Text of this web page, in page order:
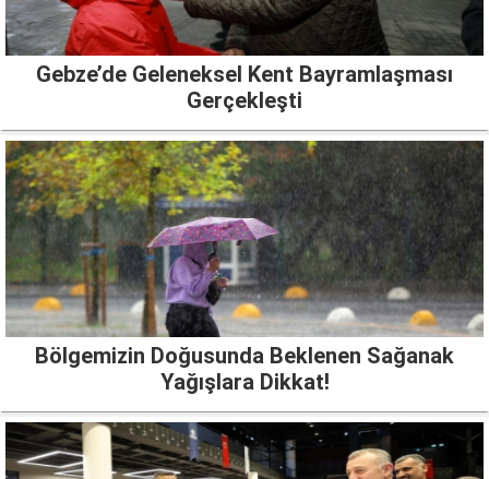
Gebze’de Geleneksel Kent Bayramlaşması
Gerçekleşti
Bölgemizin Doğusunda Beklenen Sağanak
Yağışlara Dikkat!